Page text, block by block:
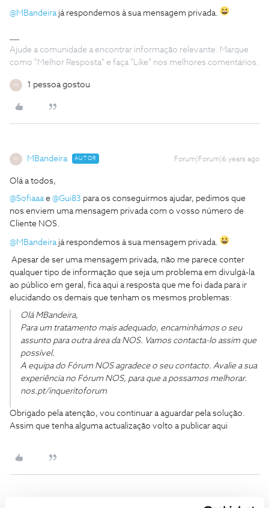
@MBandeirajá respondemos à sua mensagem privada.
Ajude a comunidade a encontrar informação relevante. Marque
como "Melhor Resposta" e faça "Like" nos melhores comentários.
M 1 pessoa gostou
M MBandeira AUTOR Forum|Forum|6 years ago
Olá a todos,
@Sofiaaae @Gui83 para os conseguirmos ajudar, pedimos que
nos enviem uma mensagem privada com o vosso número de
Cliente NOS.
@MBandeirajá respondemos à sua mensagem privada.
Apesar de ser uma mensagem privada, não me parece conter
qualquer tipo de informação que seja um problema em divulgá-la
ao público em geral, fica aqui a resposta que me foi dada para ir
elucidando os demais que tenham os mesmos problemas:
Olá MBandeira,
Para um tratamento mais adequado, encaminhámos o seu
assunto para outra área da NOS. Vamos contacta-lo assim que
possível.
A equipa do Fórum NOS agradece o seu contacto. Avalie a sua
experiência no Fórum NOS, para que a possamos melhorar.
nos.pt/inqueritoforum
Obrigado pela atenção, vou continuar a aguardar pela solução.
Assim que tenha alguma actualização volto a publicar aqui